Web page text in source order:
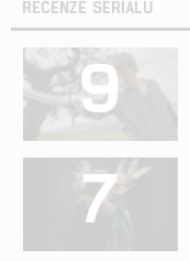
RECENZE SERIÁLŮ
9
7